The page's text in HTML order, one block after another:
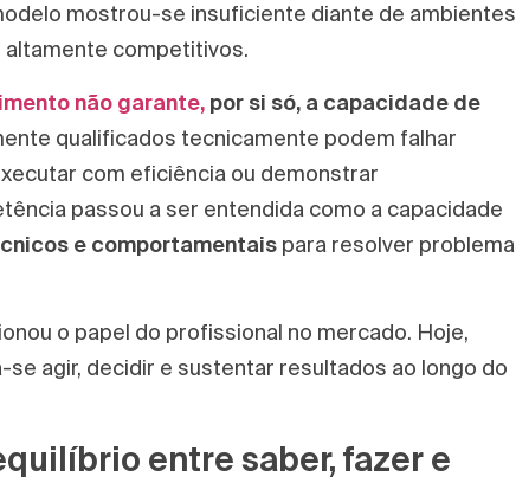
mostrou-se insuficiente diante de ambientes
competitivos.
não garante,por si só, a capacidade de
qualificados tecnicamente podem falhar
com eficiência ou demonstrar
passou a ser entendida como a capacidade
e comportamentaispara resolver
o papel do profissional no mercado. Hoje,
agir, decidir e sustentar resultados ao longo do
entre saber, fazer e